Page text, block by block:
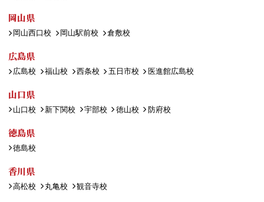
岡山県
岡山西口校 岡山駅前校 倉敷校
広島県
広島校 福山校 西条校 五日市校 医進館広島校
山口県
山口校 新下関校 宇部校 徳山校 防府校
徳島県
徳島校
香川県
高松校 丸亀校 観音寺校